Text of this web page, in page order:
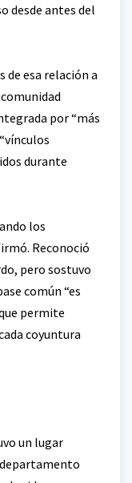
desde antes del
esa relación a
por “más
durante
los
Reconoció
pero sostuvo
común “es
permite
coyuntura
un lugar